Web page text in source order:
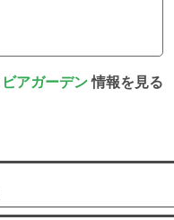
ビアガーデン情報を見る